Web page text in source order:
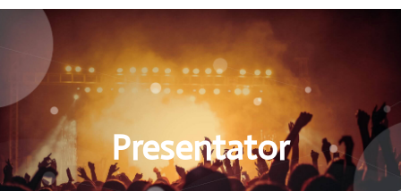
Presentator